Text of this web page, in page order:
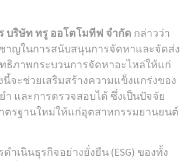
บริษัท ทรู ออโตโมทีฟ จำกัด กล่าวว่า
าญในการสนับสนุนการจัดหาและจัดส่ง
ธิภาพกระบวนการจัดหาอะไหล่ให้แก่
จะช่วยเสริมสร้างความแข็งแกร่งของ
และการตรวจสอบได้ ซึ่งเป็นปัจจัย
ตรฐานใหม่ให้แก่อุตสาหกรรมยานยนต์
เนินธุรกิจอย่างยั่งยืน (ESG) ของทั้ง